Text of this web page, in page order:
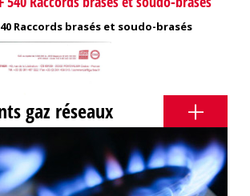
gaz réseaux +
Raccords brasés et soudo-brasés